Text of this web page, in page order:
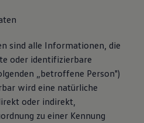
sind alle Informationen, die
oder identifizierbare
„betroffene Person")
wird eine natürliche
oder indirekt,
zu einer Kennung